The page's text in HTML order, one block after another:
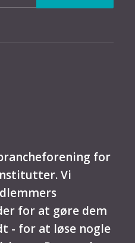
for
Vi
for at gøre dem
- for at løse nogle